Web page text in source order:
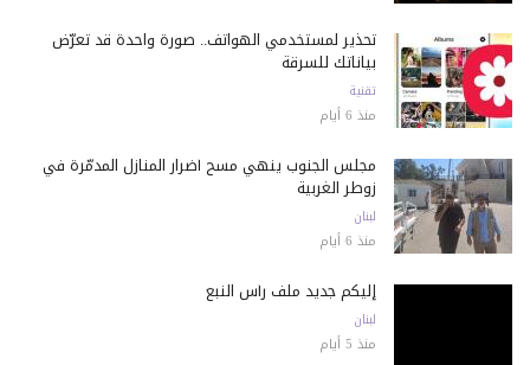
تحذير لمستخدمي الهواتف.. صورة واحدة قد تعرّض
بياناتك للسرقة
تقنية
منذ 6 أيام
مجلس الجنوب ينهي مسح أضرار المنازل المدمّرة في
زوطر الغربية
لبنان
منذ 6 أيام
إليكم جديد ملف رأس النبع
لبنان
منذ 5 أيام